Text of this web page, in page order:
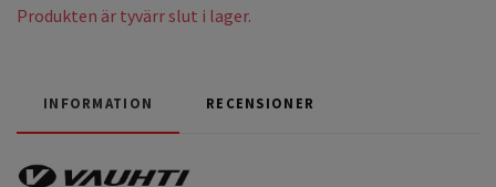
Produkten är tyvärr slut i lager.
INFORMATION RECENSIONER